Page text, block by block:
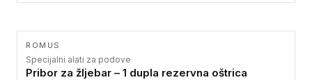
ROMUS
Specijalni alati za podove
Pribor za žljebar – 1 dupla rezervna oštrica